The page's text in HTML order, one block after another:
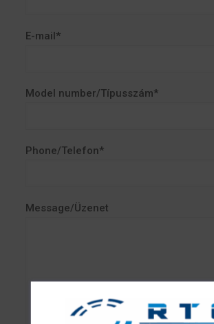
E-mail*
Model number/Típusszám*
Phone/Telefon*
Message/Üzenet